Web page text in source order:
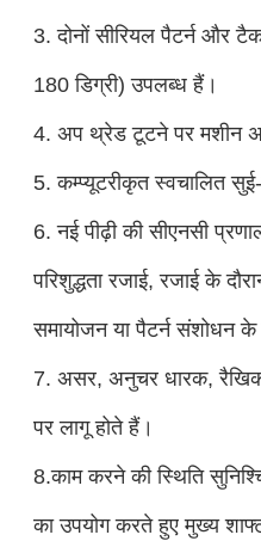
3. दोनों सीरियल पैटर्न और
180 डिग्री) उपलब्ध हैं।
4. अप थ्रेड टूटने पर मशीन
5. कम्प्यूटरीकृत स्वचालित
6. नई पीढ़ी की सीएनसी
परिशुद्धता रजाई, रजाई के
समायोजन या पैटर्न संशोधन
7. असर, अनुचर धारक,
पर लागू होते हैं।
8.काम करने की स्थिति
का उपयोग करते हुए मुख्य